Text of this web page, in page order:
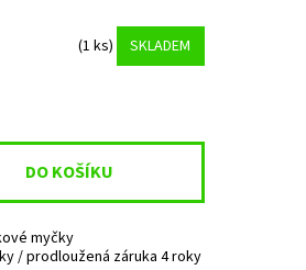
(1 ks) SKLADEM
myčky
/ prodloužená záruka 4 roky